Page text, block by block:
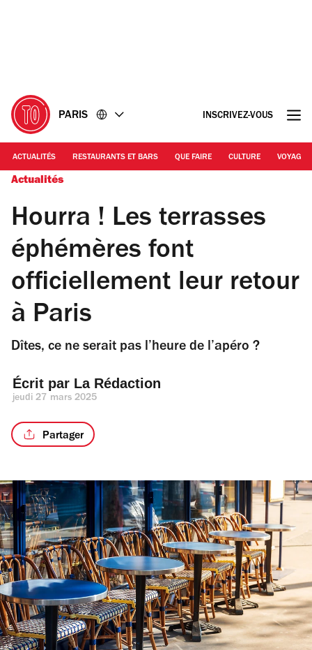
PARIS INSCRIVEZ-VOUS
ACTUALITÉS RESTAURANTS ET BARS QUE FAIRE CULTURE VOYAGE
Actualités
Hourra ! Les terrasses
éphémères font
officiellement leur retour
à Paris
Dîtes, ce ne serait pas l’heure de l’apéro ?
Écrit par La Rédaction
jeudi 27 mars 2025
Partager